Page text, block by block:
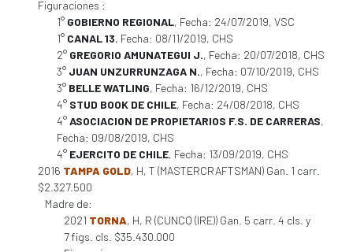
Figuraciones :
1° GOBIERNO REGIONAL, Fecha: 24/07/2019, VSC
1° CANAL 13, Fecha: 08/11/2019, CHS
2° GREGORIO AMUNATEGUI J., Fecha: 20/07/2018, CHS
3° JUAN UNZURRUNZAGA N., Fecha: 07/10/2019, CHS
3° BELLE WATLING, Fecha: 16/12/2019, CHS
4° STUD BOOK DE CHILE, Fecha: 24/08/2018, CHS
4°ASOCIACION DE PROPIETARIOS F.S. DE CARRERAS,
Fecha: 09/08/2019, CHS
4° EJERCITO DE CHILE, Fecha: 13/09/2019, CHS
2016 TAMPA GOLD, H, T (MASTERCRAFTSMAN) Gan. 1 carr.
$2.327.500
Madre de:
2021 TORNA, H, R (CUNCO (IRE)) Gan. 5 carr. 4 cls. y
7 figs. cls. $35.430.000